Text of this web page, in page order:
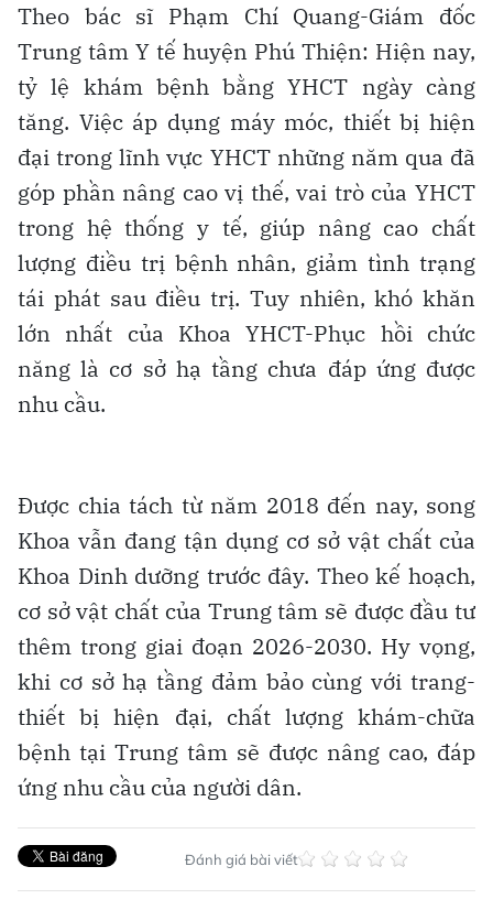
Theo bác sĩ Phạm Chí Quang-Giám đốc
Trung tâm Y tế huyện Phú Thiện: Hiện nay,
tỷ lệ khám bệnh bằng YHCT ngày càng
tăng. Việc áp dụng máy móc, thiết bị hiện
đại trong lĩnh vực YHCT những năm qua đã
góp phần nâng cao vị thế, vai trò của YHCT
trong hệ thống y tế, giúp nâng cao chất
lượng điều trị bệnh nhân, giảm tình trạng
tái phát sau điều trị. Tuy nhiên, khó khăn
lớn nhất của Khoa YHCT-Phục hồi chức
năng là cơ sở hạ tầng chưa đáp ứng được
nhu cầu.
Được chia tách từ năm 2018 đến nay, song
Khoa vẫn đang tận dụng cơ sở vật chất của
Khoa Dinh dưỡng trước đây. Theo kế hoạch,
cơ sở vật chất của Trung tâm sẽ được đầu tư
thêm trong giai đoạn 2026-2030. Hy vọng,
khi cơ sở hạ tầng đảm bảo cùng với trang-
thiết bị hiện đại, chất lượng khám-chữa
bệnh tại Trung tâm sẽ được nâng cao, đáp
ứng nhu cầu của người dân.
Đánh giá bài viết